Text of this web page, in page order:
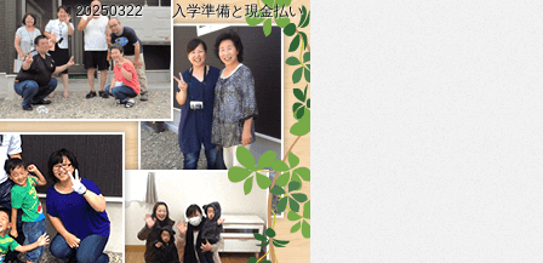
20250322 入学準備と現金払い